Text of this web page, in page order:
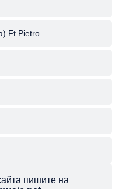
Ft Pietro
пишите на